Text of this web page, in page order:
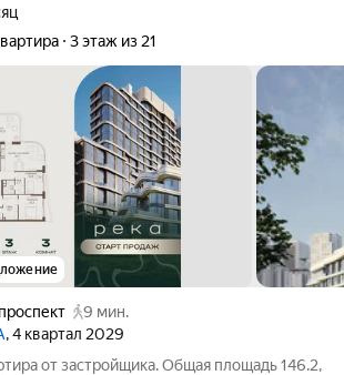
3 этаж из 21
9 мин.
, 4 квартал 2029
от застройщика. Общая площадь 146.2,